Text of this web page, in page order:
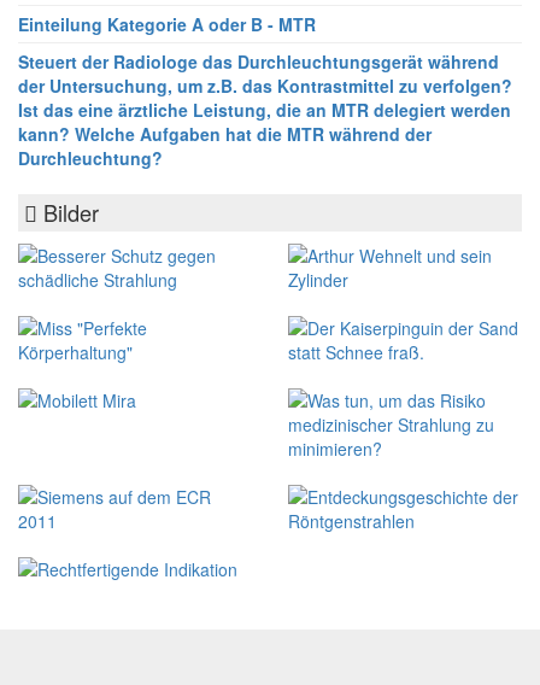
Einteilung Kategorie A oder B - MTR
Steuert der Radiologe das Durchleuchtungsgerät während
der Untersuchung, um z.B. das Kontrastmittel zu verfolgen?
Ist das eine ärztliche Leistung, die an MTR delegiert werden
kann? Welche Aufgaben hat die MTR während der
Durchleuchtung?
Bilder